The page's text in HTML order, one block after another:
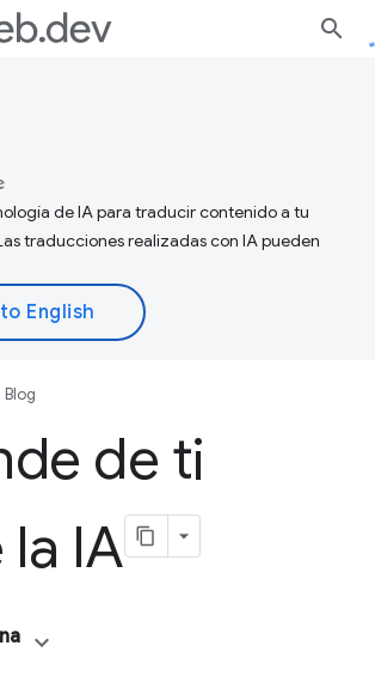
de IA para traducir contenido a tu
traducciones realizadas con IA pueden
Blog
de ti
IA